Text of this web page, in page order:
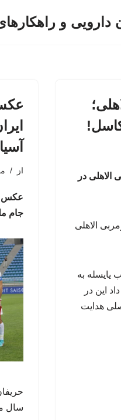
دارویی و
الاهلی در
یایسله به
این در
هدایت
آسیا
از می
عکس |
جام
سال